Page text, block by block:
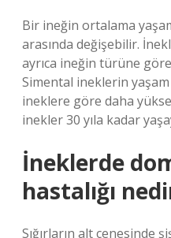
Bir ineğin ortalama
arasında değişebilir.
ayrıca ineğin türüne
Simental ineklerin
ineklere göre daha
inekler 30 yıla kadar
İneklerde
hastalığı
Sığırların alt çenesinde